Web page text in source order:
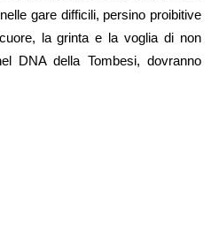
gare difficili, persino proibitive
la grinta e la voglia di non
DNA della Tombesi, dovranno